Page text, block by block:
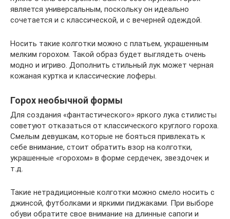
является универсальным, поскольку он идеально
сочетается и с классической, и с вечерней одеждой.
Носить такие колготки можно с платьем, украшенным
мелким горохом. Такой образ будет выглядеть очень
модно и игриво. Дополнить стильный лук может черная
кожаная куртка и классические лоферы.
Горох необычной формы
Для создания «фантастического» яркого лука стилисты
советуют отказаться от классического круглого гороха.
Смелым девушкам, которые не бояться привлекать к
себе внимание, стоит обратить взор на колготки,
украшенные «горохом» в форме сердечек, звездочек и
т.д.
Такие нетрадиционные колготки можно смело носить с
джинсой, футболками и яркими пиджаками. При выборе
обуви обратите свое внимание на длинные сапоги и